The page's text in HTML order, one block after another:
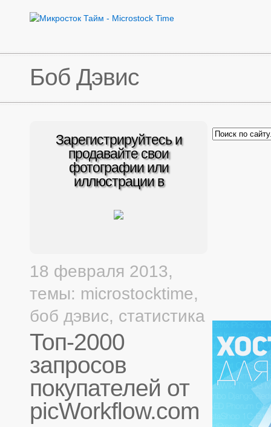
Боб Дэвис
Зарегистрируйтесь и
продавайте свои
фотографии или
иллюстрации в
18 февраля 2013,
темы: microstocktime,
боб дэвис, статистика
Топ-2000
запросов
покупателей от
picWorkflow.com